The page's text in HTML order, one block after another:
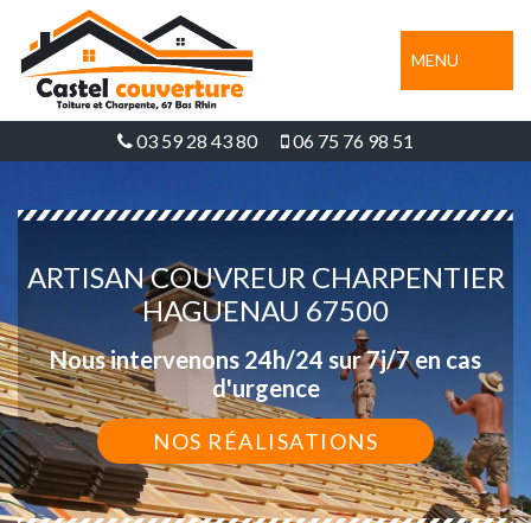
MENU
03 59 28 43 80 06 75 76 98 51
ARTISAN COUVREUR CHARPENTIER
HAGUENAU 67500
Nous intervenons 24h/24 sur 7j/7 en cas
d'urgence
NOS RÉALISATIONS